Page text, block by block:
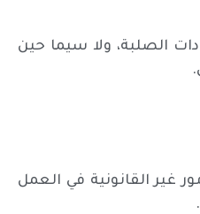
الصلبة، ولا سيما حين
غير القانونية في العمل